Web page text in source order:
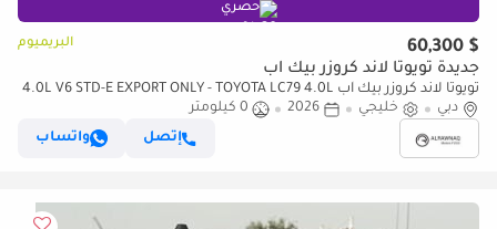
حصري
$ 60,300 البريميوم
جديدة تويوتا لاند كروزر بيك آب
تويوتا لاند كروزر بيك آب 4.0L V6 STD-E EXPORT ONLY - TOYOTA LC79 4.0L
STD-E
دبي خليجي 2026
0 كيلومتر
إتصل
واتساب